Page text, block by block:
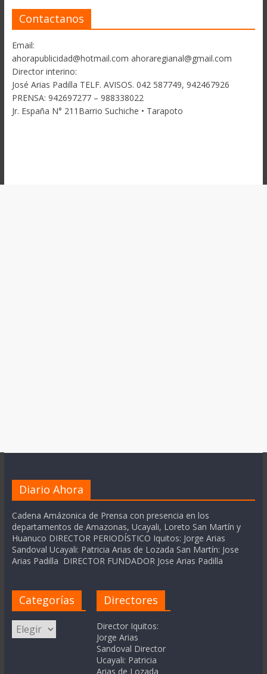
Contactanos
Email:
ahorapublicidad@hotmail.com ahoraregianal@gmail.com
Director interino:
José Arias Padilla TELF. AVISOS. 042 587749, 942467926
PRENSA: 942697277 – 988338022
Jr. España N° 211Barrio Suchiche • Tarapoto
Diario Ahora
Cadena Amázonica de Prensa con presencia en los
departamentos de Amazonas, Ucayali, Loreto San Martín y
Huanuco DIRECTOR PERIODÍSTICO Iquitos: Jorge Arias
Sandoval Ucayali: Patricia Arias de Lozada San Martín: Jose
Arias Padilla DIRECTOR FUNDADOR Jose Arias Padilla
Categorías
Categorías
Directores
Director Iquitos:
Jorge Arias
Sandoval Director
Ucayali: Patricia
Arias de Lozada